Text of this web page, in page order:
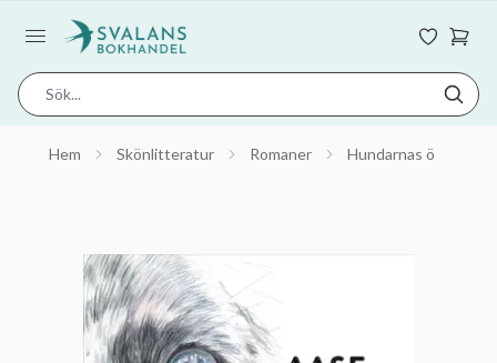
Hem Skönlitteratur Romaner Hundarnas ö